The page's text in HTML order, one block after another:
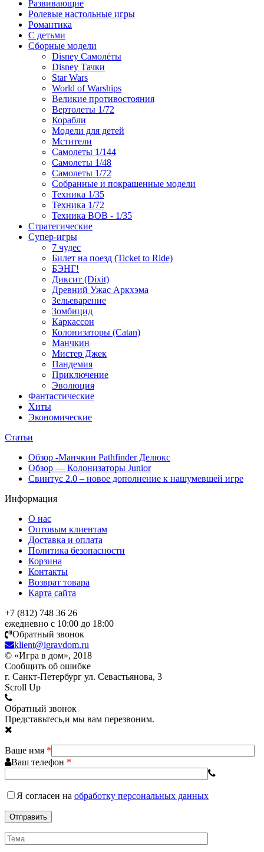
Развивающие
Ролевые настольные игры
Романтика
С детьми
Сборные модели
Disney Самолёты
Disney Тачки
Star Wars
World of Warships
Великие противостояния
Вертолеты 1/72
Корабли
Модели для детей
Мстители
Самолеты 1/144
Самолеты 1/48
Самолеты 1/72
Собранные и покрашенные модели
Техника 1/35
Техника 1/72
Техника ВОВ - 1/35
Стратегические
Супер-игры
7 чудес
Билет на поезд (Ticket to Ride)
БЭНГ!
Диксит (Dixit)
Древний Ужас Аркхэма
Зельеварение
Зомбицид
Каркассон
Колонизаторы (Catan)
Манчкин
Мистер Джек
Пандемия
Приключение
Эволюция
Фантастические
Хиты
Экономические
Статьи
Обзор -Манчкин Pathfinder Делюкс
Обзор — Колонизаторы Junior
Свинтус 2.0 – новое дополнение к нашумевшей игре
Информация
О нас
Оптовым клиентам
Доставка и оплата
Политика безопасности
Корзина
Контакты
Возврат товара
Карта сайта
+7 (812) 748 36 26
ежедневно с 10:00 до 18:00
Обратный звонок
klient@igravdom.ru
© «Игра в дом», 2018
Сообщить об ошибке
г. Санкт-Петербург ул. Севастьянова, 3
Scroll Up
Обратный звонок
Представьтесь,и мы вам перезвоним.
Ваше имя *
Ваш телефон *
Я согласен на обработку персональных данных